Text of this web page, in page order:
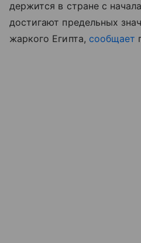
держится в стране с
достигают предельных
жаркого Египта, сообщает